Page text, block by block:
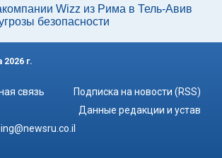
Wizz из Рима в Тель-Авив
безопасности
2026 г.
связь
Подписка на новости (RSS)
Данные редакции и устав